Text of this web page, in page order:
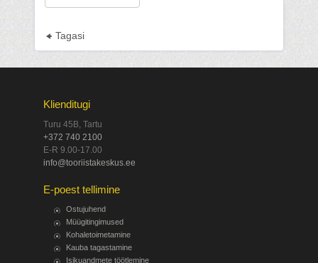
Tagasi
Klienditugi
Turu 45B, Tartu
+372 740 2100
E-R 9.00-17.00
info@tooriistakeskus.ee
E-poest tellimine
Ostujuhend
Müügitingimused
Kohaletoimetamine
Kauba tagastamine
Isikuandmete töötlemine